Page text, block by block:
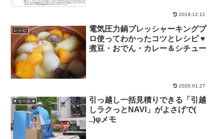
2019.12.11
レシピ
電気圧力鍋プレッシャーキングプ
ロ使ってわかったコツとレシピ ♥
煮豆・おでん・カレー＆シチュー
2020.01.27
♥ セール ♥
引っ越し一括見積りできる「引越
しラクっとNAVI」がよさげで(
..)φメモ